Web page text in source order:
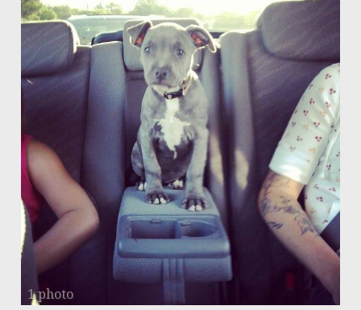
1 photo